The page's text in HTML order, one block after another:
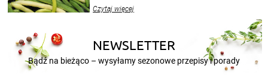
nasze propozycje!
Czytaj więcej
NEWSLETTER
Bądź na bieżąco – wysyłamy sezonowe przepisy i porady